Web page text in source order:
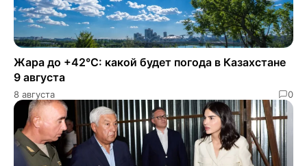
Жара до +42°C: какой будет погода в Казахстане
9 августа
8 августа 0